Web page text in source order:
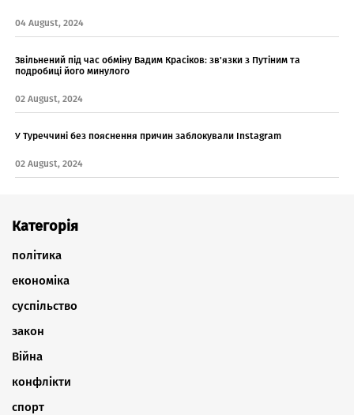
04 August, 2024
Звільнений під час обміну Вадим Красіков: зв'язки з Путіним та
подробиці його минулого
02 August, 2024
У Туреччині без пояснення причин заблокували Instagram
02 August, 2024
Категорія
політика
економіка
суспільство
закон
Війна
конфлікти
спорт